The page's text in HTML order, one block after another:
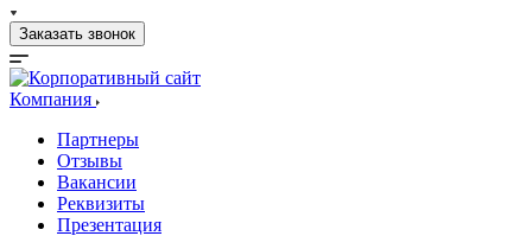
Заказать звонок
Компания
Партнеры
Отзывы
Вакансии
Реквизиты
Презентация